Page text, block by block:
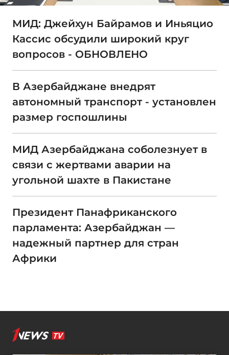
МИД: Джейхун Байрамов и Иньяцио
Кассис обсудили широкий круг
вопросов - ОБНОВЛЕНО
В Азербайджане внедрят
автономный транспорт - установлен
размер госпошлины
МИД Азербайджана соболезнует в
связи с жертвами аварии на
угольной шахте в Пакистане
Президент Панафриканского
парламента: Азербайджан —
надежный партнер для стран
Африки